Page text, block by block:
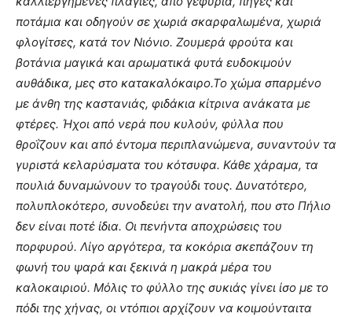
ποτάμια και οδηγούν σε χωριά σκαρφαλωμένα, χωριά
φλογίτσες, κατά τον Νιόνιο. Ζουμερά φρούτα και
βοτάνια μαγικά και αρωματικά φυτά ευδοκιμούν
αυθάδικα, μες στο κατακαλόκαιρο.Το χώμα σπαρμένο
με άνθη της καστανιάς, φιδάκια κίτρινα ανάκατα με
φτέρες. Ήχοι από νερά που κυλούν, φύλλα που
θροΐζουν και από έντομα περιπλανώμενα, συναντούν τα
γυριστά κελαρύσματα του κότσυφα. Κάθε χάραμα, τα
πουλιά δυναμώνουν το τραγούδι τους. Δυνατότερο,
πολυπλοκότερο, συνοδεύει την ανατολή, που στο Πήλιο
δεν είναι ποτέ ίδια. Οι πενήντα αποχρώσεις του
πορφυρού. Λίγο αργότερα, τα κοκόρια σκεπάζουν τη
φωνή του ψαρά και ξεκινά η μακρά μέρα του
καλοκαιριού. Μόλις το φύλλο της συκιάς γίνει ίσο με το
πόδι της χήνας, οι ντόπιοι αρχίζουν να κοιμούνταιτα